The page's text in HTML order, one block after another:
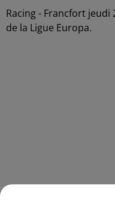
Racing - Francfort jeudi
de la Ligue Europa.